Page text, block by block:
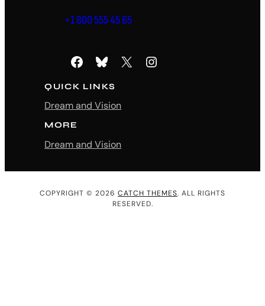
+1 800 555 45 65
Facebook Bluesky X Instagram
QUICK LINKS
Dream and Vision
MORE
Dream and Vision
COPYRIGHT © 2026 CATCH THEMES. ALL RIGHTS
RESERVED.